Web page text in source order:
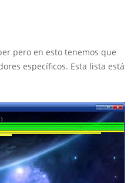
pero en esto tenemos que
específicos. Esta lista está